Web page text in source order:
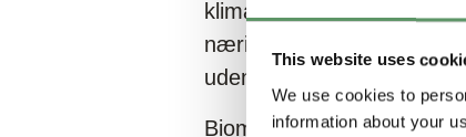
This website uses
We use cookies to
information about your
klimagasser og dannelse
næringsstoffer. Det
uden formaldehyd og
Biomassen skal høstes